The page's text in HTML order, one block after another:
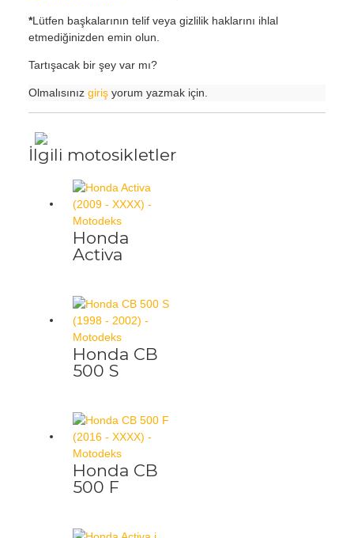
*Lütfen başkalarının telif veya gizlilik haklarını ihlal
etmediğinizden emin olun.
Tartışacak bir şey var mı?
Olmalısınız girişyorum yazmak için.
İlgili motosikletler
Honda
Activa
Honda CB
500 S
Honda CB
500 F